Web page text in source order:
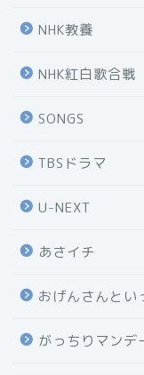
NHK教養
NHK紅白歌合戦
SONGS
TBSドラマ
U-NEXT
あさイチ
おげんさんとい
がっちりマンデ